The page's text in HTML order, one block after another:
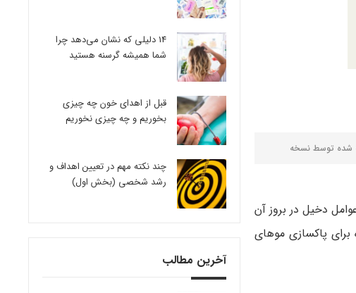
شده توسط نسخه
دخیل در بروز آن
پاکسازی موهای
14 دلیلی که نشان می‌دهد چرا
شما همیشه گرسنه هستید
قبل از اهدای خون چه چیزی
بخوریم و چه چیزی نخوریم
چند نکته مهم در تعیین اهداف و
رشد شخصی (بخش اول)
آخرین مطالب